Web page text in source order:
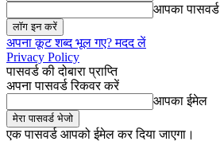
आपका पासवर्ड
अपना कूट शब्द भूल गए? मदद लें
Privacy Policy
पासवर्ड की दोबारा प्राप्ति
अपना पासवर्ड रिकवर करें
आपका ईमेल
एक पासवर्ड आपको ईमेल कर दिया जाएगा।